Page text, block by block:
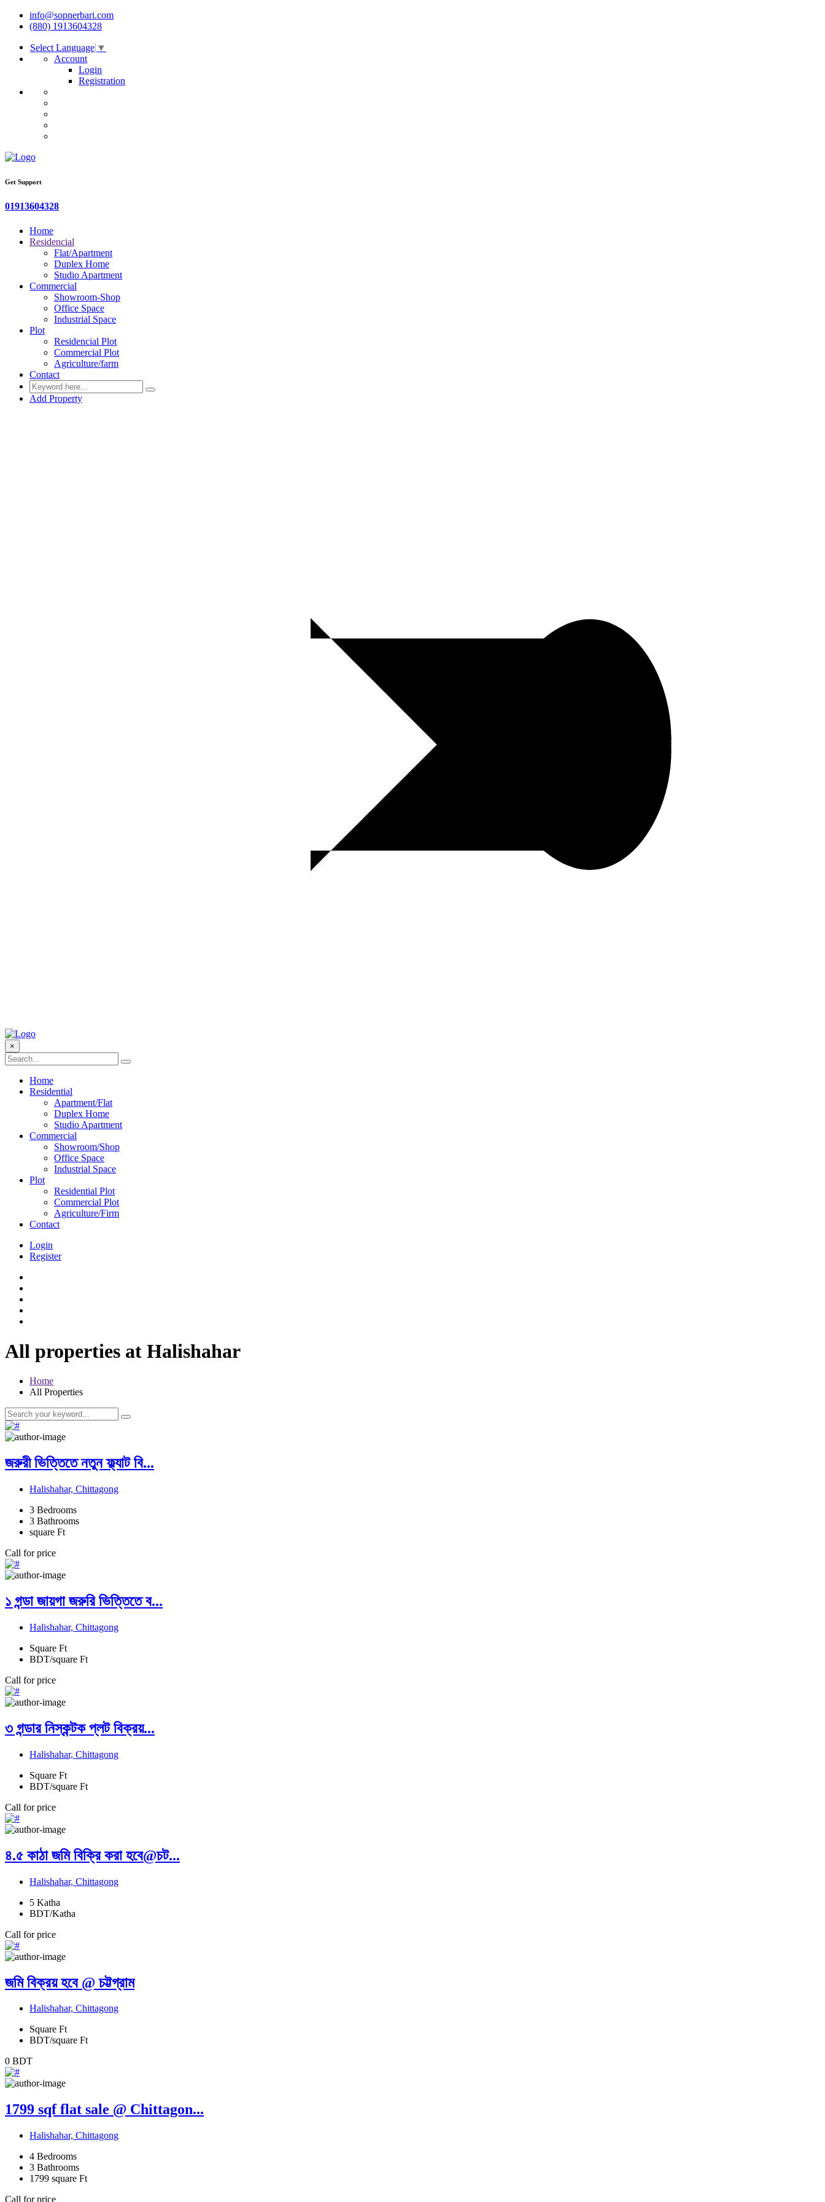
info@sopnerbari.com
(880) 1913604328
Select Language ▼
Account
Login
Registration
Get Support
01913604328
Home
Residencial
Flat/Apartment
Duplex Home
Studio Apartment
Commercial
Showroom-Shop
Office Space
Industrial Space
Plot
Residencial Plot
Commercial Plot
Agriculture/farm
Contact
Add Property
×
Home
Residential
Apartment/Flat
Duplex Home
Studio Apartment
Commercial
Showroom/Shop
Office Space
Industrial Space
Plot
Residential Plot
Commercial Plot
Agriculture/Firm
Contact
Login
Register
All properties at Halishahar
Home
All Properties
জরুরী ভিত্তিতে নতুন ফ্ল্যাট বি...
Halishahar, Chittagong
3 Bedrooms
3 Bathrooms
square Ft
Call for price
১ গন্ডা জায়গা জরুরি ভিত্তিতে ব...
Halishahar, Chittagong
Square Ft
BDT/square Ft
Call for price
৩ গন্ডার নিস্কন্টক প্লট বিক্রয়...
Halishahar, Chittagong
Square Ft
BDT/square Ft
Call for price
৪.৫ কাঠা জমি বিক্রি করা হবে@চট...
Halishahar, Chittagong
5 Katha
BDT/Katha
Call for price
জমি বিক্রয় হবে @ চট্টগ্রাম
Halishahar, Chittagong
Square Ft
BDT/square Ft
0 BDT
1799 sqf flat sale @ Chittagon...
Halishahar, Chittagong
4 Bedrooms
3 Bathrooms
1799 square Ft
Call for price